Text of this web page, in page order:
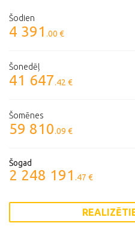
Šodien
4 391 .00 €
Šonedēļ
41 647.42 €
Šomēnes
59 810.09 €
Šogad
2 248 191 .47 €